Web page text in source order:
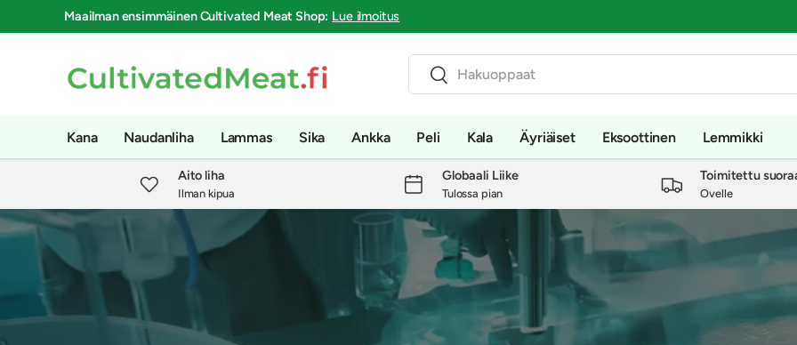
Siirry sisältöön
Maailman ensimmäinenCultivated Meat Shop: Lue ilmoitus
Haku
Haku
Kana Naudanliha Lammas Sika Ankka Peli Kala Äyriäiset Eksoottinen Lemmikki
Aito liha
Ilman kipua
Globaali Liike
Tulossa pian
Toimitettu
Ovelle